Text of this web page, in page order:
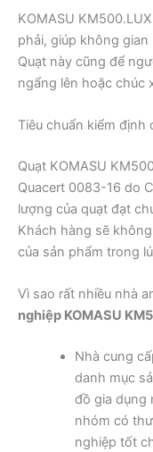
KOMASU
phải, giúp không
Quạt này cũng để
ngẩng lên hoặc chúc
Tiêu chuẩn kiểm định
Quạt KOMASU
Quacert 0083-16 do
lượng của quạt đạt
Khách hàng sẽ
của sản phẩm trong
Vì sao rất nhiều nhà
nghiệp KOMASU
Nhà cung
danh mục
đồ gia dụng
nhóm có
nghiệp tốt